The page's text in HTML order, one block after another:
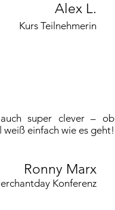
Alex L.
Kurs Teilnehmerin
super clever – ob
einfach wie es geht!
Ronny Marx
Konferenz